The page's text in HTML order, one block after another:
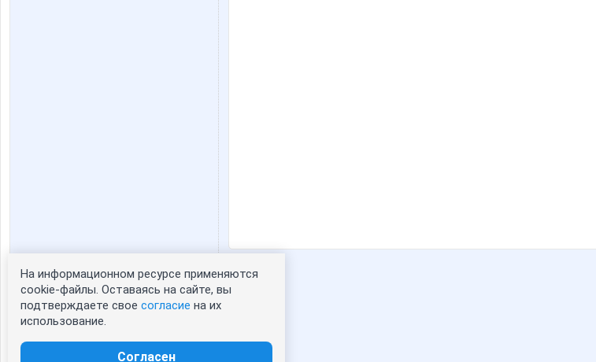
Статистика портрета:
сейчас просматривают портрет - 0
зарегистрированные пользователи
На информационном ресурсе применяются
cookie-файлы. Оставаясь на сайте, вы
подтверждаете свое согласие на их
использование.
Согласен